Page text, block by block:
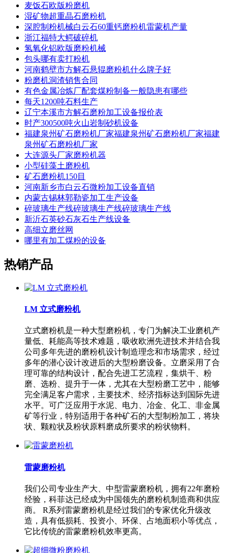
麦饭石欧版粉磨机
湿矿物超重晶石磨粉机
深腔制粉机械白云石60重钙磨粉机雷蒙机产量
浙江福特大鳄破碎机
氢氧化铝欧版磨粉机械
包头哪有卖打粉机
河南鹤壁市方解石悬辊磨粉机什么牌子好
粉磨机洞渣销售合同
有色金属冶炼厂配套煤粉制备一般隐患有哪些
每天1200吨石料生产
辽宁本溪市方解石磨粉加工设备报价表
时产300500吨火山岩制砂机设备
福建泉州矿石磨粉机厂家福建泉州矿石磨粉机厂家福建
泉州矿石磨粉机厂家
大连源头厂家磨粉机器
小型硅藻土磨粉机
矿石磨粉机150目
河南新乡市白云石微粉加工设备直销
内蒙古锡林郭勒瓷加工生产设备
碎玻璃生产线碎玻璃生产线碎玻璃生产线
新沂石英砂石灰石生产线设备
高细立磨丝网
哪里有加工煤粉的设备
热销产品
LM 立式磨粉机
立式磨粉机是一种大型磨粉机，专门为解决工业磨机产
量低、耗能高等技术难题，吸收欧洲先进技术并结合我
公司多年先进的磨粉机设计制造理念和市场需求，经过
多年的潜心设计改进后的大型粉磨设备。立磨采用了合
理可靠的结构设计，配合先进工艺流程，集烘干、粉
磨、选粉、提升于一体，尤其在大型粉磨工艺中，能够
完全满足客户需求，主要技术、经济指标达到国际先进
水平。可广泛应用于水泥、电力、冶金、化工、非金属
矿等行业，特别适用于各种矿石的大型制粉加工，将块
状、颗粒状及粉状原料磨成所要求的粉状物料。
雷蒙磨粉机
我们公司专业生产大、中型雷蒙磨粉机，拥有22年磨粉
经验，科菲达已经成为中国领先的磨粉机制造商和供应
商。 R系列雷蒙磨粉机是经过我们的专家优化升级改
造，具有低损耗、投资小、环保、占地面积小等优点，
它比传统的雷蒙磨粉机效率更高。